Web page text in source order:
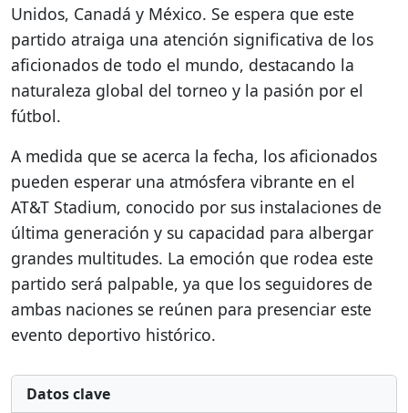
Unidos, Canadá y México. Se espera que este
partido atraiga una atención significativa de los
aficionados de todo el mundo, destacando la
naturaleza global del torneo y la pasión por el
fútbol.
A medida que se acerca la fecha, los aficionados
pueden esperar una atmósfera vibrante en el
AT&T Stadium, conocido por sus instalaciones de
última generación y su capacidad para albergar
grandes multitudes. La emoción que rodea este
partido será palpable, ya que los seguidores de
ambas naciones se reúnen para presenciar este
evento deportivo histórico.
Datos clave